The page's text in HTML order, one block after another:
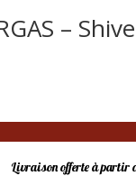
–
Livraison offerte à partir